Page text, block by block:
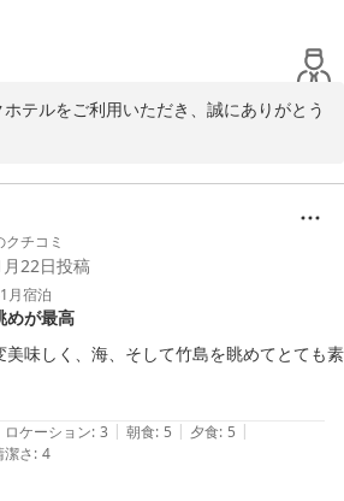
テルをご利用いただき、誠にありがとう
スタッフ一同大変嬉しく拝読いたしまし
色や朝食のパン、ハッピーアワーでのカ
までご満足いただけたことは、私共にと
ます。
心地よい時間となりますよう、サービス
。
ちしております。
クチコミ
22日投稿
月宿泊
めが最高
美味しく、海、そして竹島を眺めてとても素
ロケーション: 3 | 朝食: 5 | 夕食: 5 |
潔さ: 4